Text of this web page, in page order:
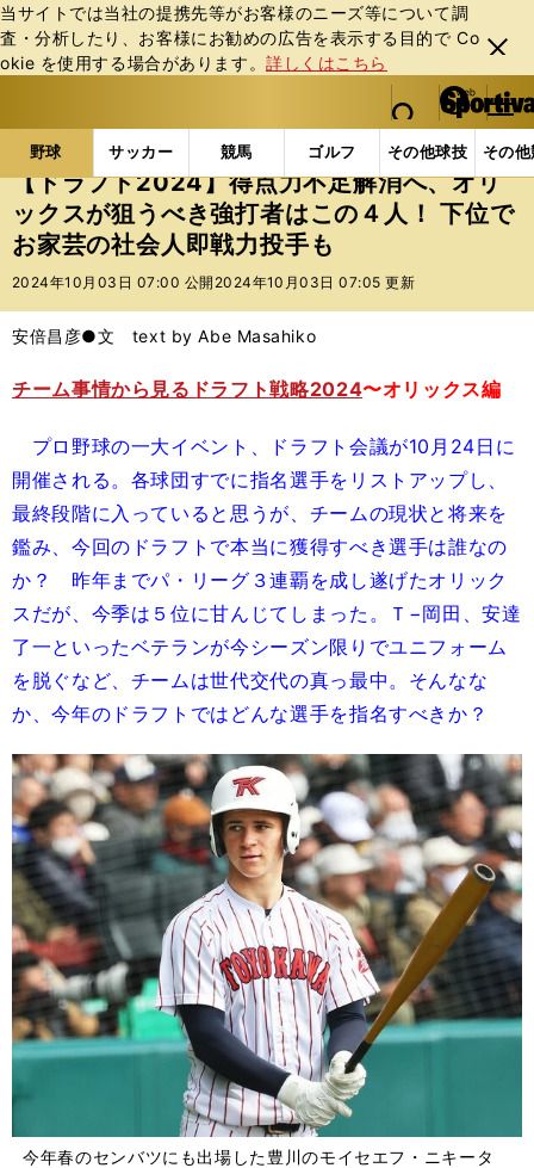
当サイトでは当社の提携先等がお客様のニーズ等について調
査・分析したり、お客様にお勧めの広告を表⽰する⽬的で Co
okie を使⽤する場合があります。詳しくはこちら
閉じ
る
web Sportiva (webスポルティーバ)
検索
マイペ
ー
ジ
メニュ
野球 サッカー 競馬 ゴルフ その他球技 その
b
ス
ポ
ル
テ
ー
バ
野球の記事一覧 プロ野球 【ドラフト2024】得点力
【ドラフト2024】得点力不足解消へ、オリ
ックスが狙うべき強打者はこの４人！ 下位で
お家芸の社会人即戦力投手も
2024年10月03日 07:00 公開 2024年10月03日 07:05 更新
安倍昌彦●文 text by Abe Masahiko
チーム事情から見るドラフト戦略2024〜オリックス編
プロ野球の一大イベント、ドラフト会議が10月24日に
開催される。各球団すでに指名選手をリストアップし、
最終段階に入っていると思うが、チームの現状と将来を
鑑み、今回のドラフトで本当に獲得すべき選手は誰なの
か？ 昨年までパ・リーグ３連覇を成し遂げたオリック
スだが、今季は５位に甘んじてしまった。Ｔ−岡田、安達
了一といったベテランが今シーズン限りでユニフォーム
を脱ぐなど、チームは世代交代の真っ最中。そんなな
か、今年のドラフトではどんな選手を指名すべきか？
今年春のセンバツにも出場した豊川のモイセエフ・ニキータ